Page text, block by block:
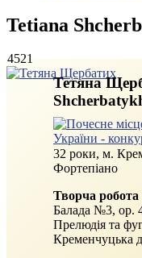
Tetiana
4521
Тетяна
32 роки, м.
Фортепіано
Творча робота
Балада №3, ор.
Прелюдiя та
Кременчуцька